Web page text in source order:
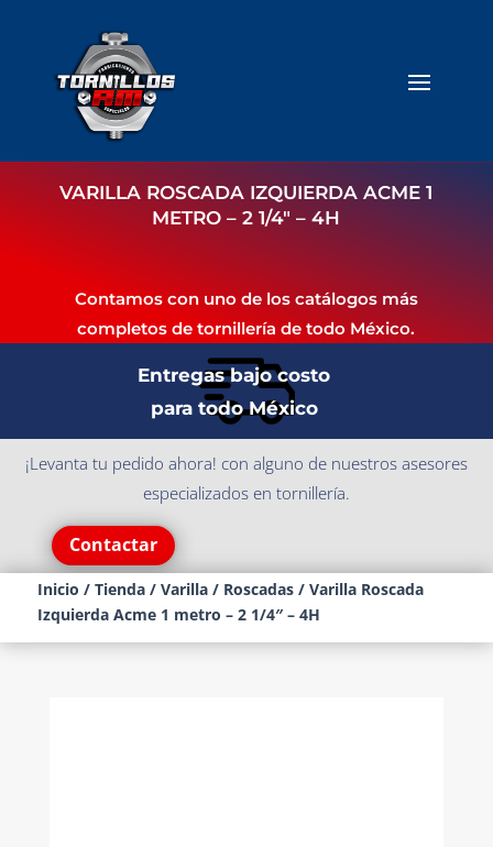
VARILLA ROSCADA IZQUIERDA ACME 1
METRO – 2 1/4″ – 4H
Contamos con uno de los catálogos más
completos de tornillería de todo México.
Entregas bajo costo
para todo México
¡Levanta tu pedido ahora! con alguno de nuestros asesores
especializados en tornillería.
Contactar
Inicio / Tienda/ Varilla/ Roscadas/ Varilla Roscada
Izquierda Acme 1 metro – 2 1/4″ – 4H